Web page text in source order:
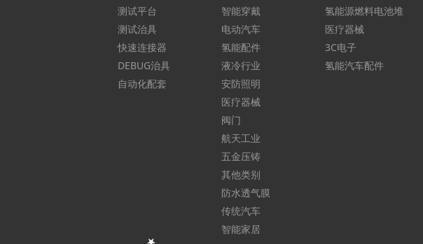
测试平台
测试治具
快速连接器
DEBUG治具
自动化配套
智能穿戴
电动汽车
氢能配件
液冷行业
安防照明
医疗器械
阀门
航天工业
五金压铸
其他类别
防水透气膜
传统汽车
智能家居
氢能源燃料电池堆
医疗器械
3C电子
氢能汽车配件